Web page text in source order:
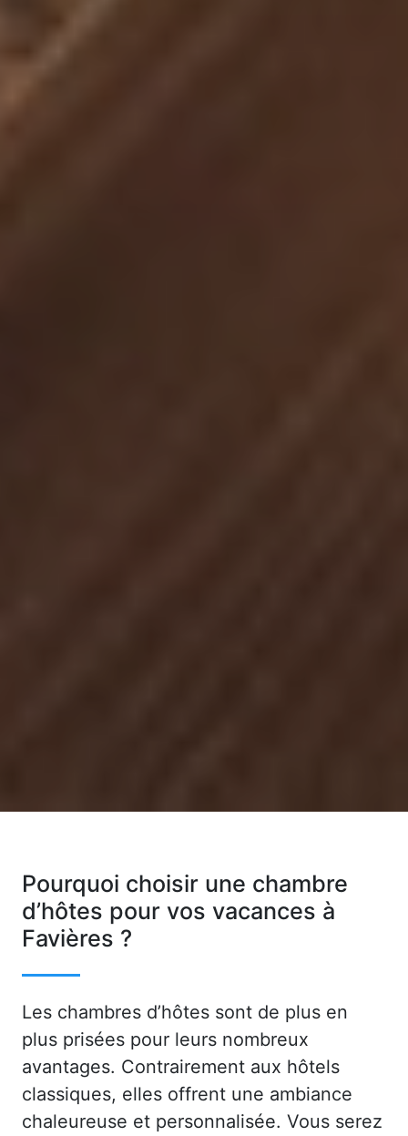
Pourquoi choisir une chambre
d’hôtes pour vos vacances à
Favières ?
Les chambres d’hôtes sont de plus en
plus prisées pour leurs nombreux
avantages. Contrairement aux hôtels
classiques, elles offrent une ambiance
chaleureuse et personnalisée. Vous serez